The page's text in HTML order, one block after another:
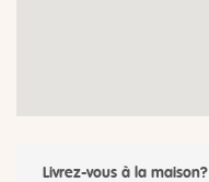
Livrez-vous à la maison?